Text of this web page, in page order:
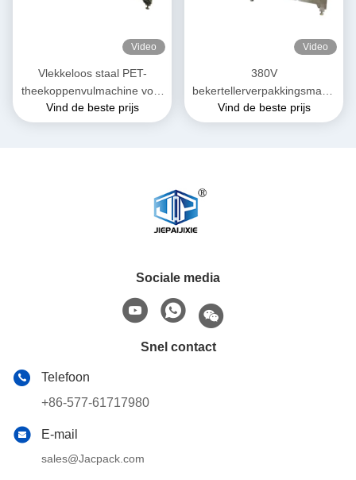
Video
Vlekkeloos staal PET-
theekoppenvulmachine voor
1-50 ml
Vind de beste prijs
Video
380V
bekertellerverpakkingsmachi
ne met 8000 bekers/uur
Capaciteit
Vind de beste prijs
Sociale media
Snel contact
Telefoon
+86-577-61717980
E-mail
sales@Jacpack.com